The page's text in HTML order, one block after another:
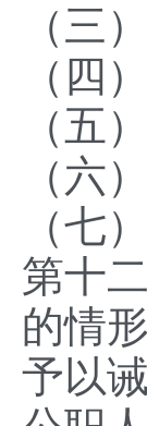
（三
（四
（五
（六
（七
第十
的情
予以